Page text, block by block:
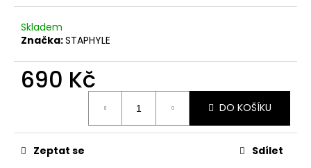
Skladem
Značka:STAPHYLE
690 Kč
DO KOŠÍKU
Zeptat se Sdílet